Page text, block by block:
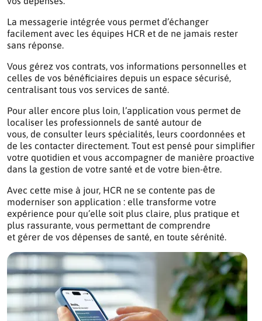
La messagerie intégrée vous permet d’échanger
facilement avec les équipes HCR et de ne jamais rester
sans réponse.
Vous gérez vos contrats, vos informations personnelles et
celles de vos bénéficiaires depuis un espace sécurisé,
centralisant tous vos services de santé.
Pour aller encore plus loin, l’application vous permet de
localiser les professionnels de santé autour de
vous, de consulter leurs spécialités, leurs coordonnées et
de les contacter directement. Tout est pensé pour simplifier
votre quotidien et vous accompagner de manière proactive
dans la gestion de votre santé et de votre bien-être.
Avec cette mise à jour, HCR ne se contente pas de
moderniser son application : elle transforme votre
expérience pour qu’elle soit plus claire, plus pratique et
plus rassurante, vous permettant de comprendre
et gérer de vos dépenses de santé, en toute sérénité.